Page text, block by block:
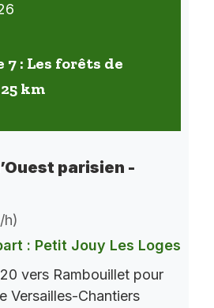
: Les forêts de
km
parisien -
h)
: Petit Jouy Les Loges
vers Rambouillet pour
Versailles-Chantiers